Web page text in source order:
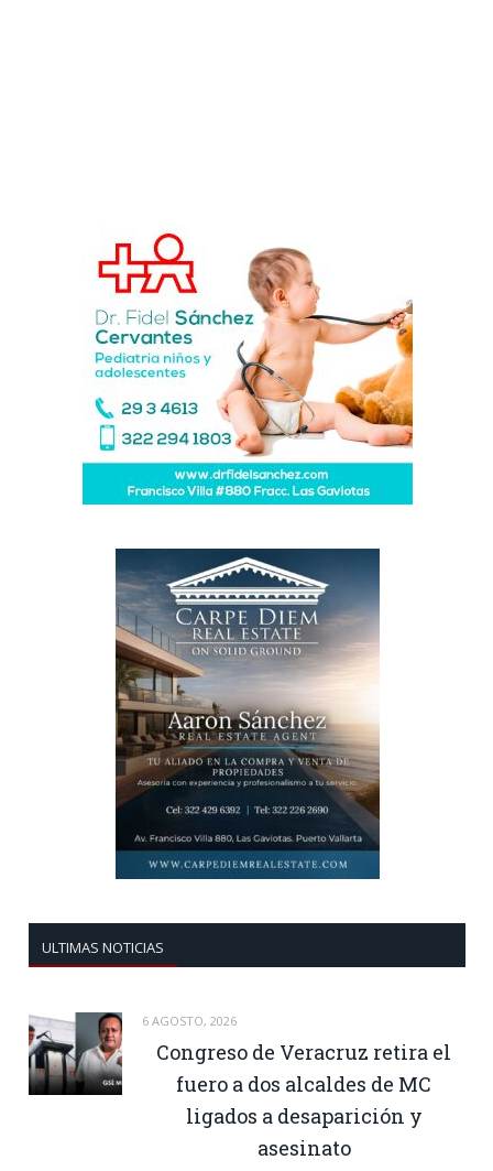
ULTIMAS NOTICIAS
6 AGOSTO, 2026
Congreso de Veracruz retira el
fuero a dos alcaldes de MC
ligados a desaparición y
asesinato